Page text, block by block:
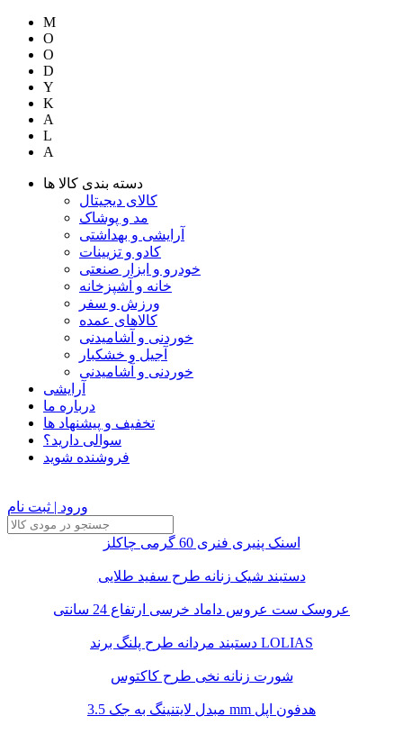
M
O
O
D
Y
K
A
L
A
دسته بندی کالا ها
کالای دیجیتال
مد و پوشاک
آرایشی و بهداشتی
کادو و تزیینات
خودرو و ابزار صنعتی
خانه و آشپزخانه
ورزش و سفر
کالاهای عمده
خوردنی و آشامیدنی
آجیل و خشکبار
خوردنی و آشامیدنی
آرایشی
درباره ما
تخفیف و پیشنهاد ها
سوالی دارید؟
فروشنده شوید
ورود | ثبت نام
اسنک پنیری فنری 60 گرمی چاکلز
دستبند شیک زنانه طرح سفید طلایی
عروسک ست عروس داماد خرسی ارتفاع 24 سانتی
دستبند مردانه طرح پلنگ برند LOLIAS
شورت زنانه نخی طرح کاکتوس
مبدل لایتنینگ به جک 3.5 mm هدفون اپل